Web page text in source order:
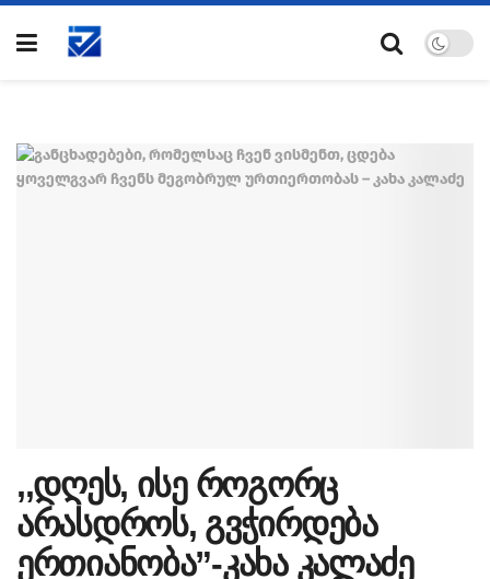
,,დღეს, ისე როგორც
არასდროს, გვჭირდება
ერთიანობა”-კახა კალაძე